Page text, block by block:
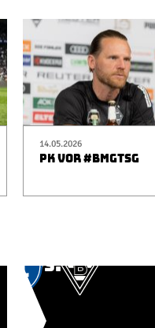
14.05.2026
PK VOR #BMGTSG